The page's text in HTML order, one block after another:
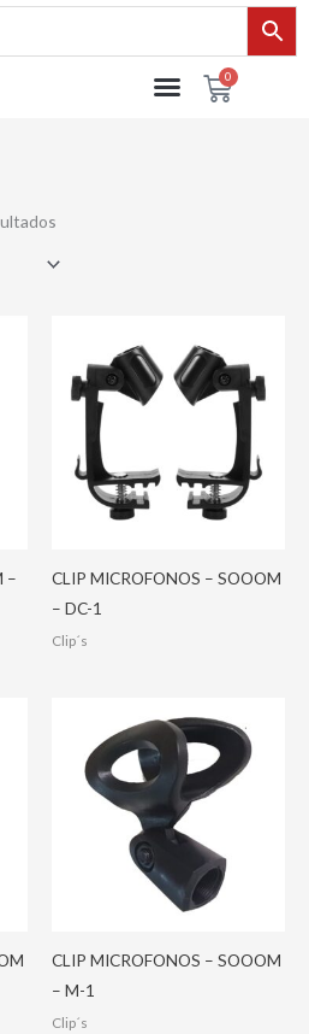
0Cart
–
CLIP MICROFONOS – SOOOM
– DC-1
Clip´s
CLIP MICROFONOS – SOOOM
– M-1
Clip´s